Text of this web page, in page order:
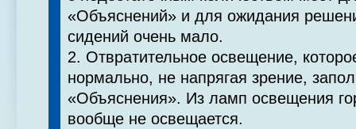
«Объяснений» и для ожидания
сидений очень мало.
2. Отвратительное освещение,
нормально, не напрягая зрение,
«Объяснения». Из ламп освещения
вообще не освещается.